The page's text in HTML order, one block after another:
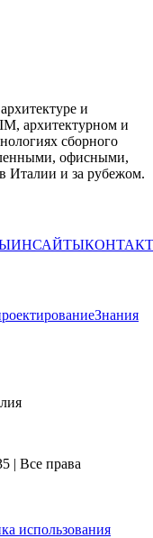
и
архитектурном и
сборного
офисными,
Италии и за рубежом.
ИНСАЙТЫ
Знания
| Все права
использования